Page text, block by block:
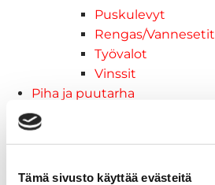
Tämä sivusto käyttää evästeitä
Puskulevyt
Rengas/Vannesetit
Työvalot
Vinssit
Piha ja puutarha
STIGA pienkoneet